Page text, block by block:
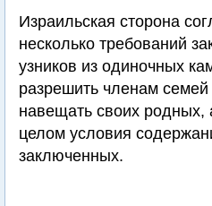
Израильская сторона
несколько требований
узников из одиночных
разрешить членам
навещать своих родных,
целом условия
заключенных.